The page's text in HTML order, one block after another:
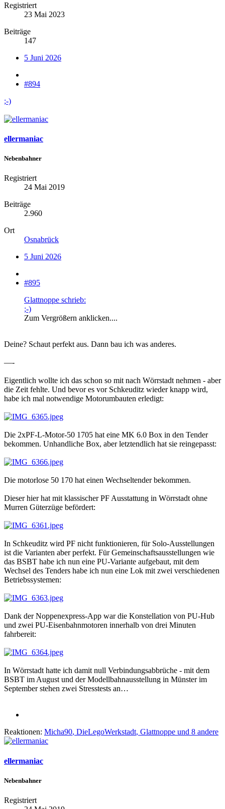
Registriert
23 Mai 2023
Beiträge
147
5 Juni 2026
#894
;-)
ellermaniac
Nebenbahner
Registriert
24 Mai 2019
Beiträge
2.960
Ort
Osnabrück
5 Juni 2026
#895
Glattnoppe schrieb:
;-)
Zum Vergrößern anklicken....
Deine? Schaut perfekt aus. Dann bau ich was anderes.
—-
Eigentlich wollte ich das schon so mit nach Wörrstadt nehmen - aber
die Zeit fehlte. Und bevor es vor Schkeuditz wieder knapp wird,
habe ich mal notwendige Motorumbauten erledigt:
Die 2xPF-L-Motor-50 1705 hat eine MK 6.0 Box in den Tender
bekommen. Unhandliche Box, aber letztendlich hat sie reingepasst:
Die motorlose 50 170 hat einen Wechseltender bekommen.
Dieser hier hat mit klassischer PF Ausstattung in Wörrstadt ohne
Murren Güterzüge befördert:
In Schkeuditz wird PF nicht funktionieren, für Solo-Ausstellungen
ist die Varianten aber perfekt. Für Gemeinschaftsausstellungen wie
das BSBT habe ich nun eine PU-Variante aufgebaut, mit dem
Wechsel des Tenders habe ich nun eine Lok mit zwei verschiedenen
Betriebssystemen:
Dank der Noppenexpress-App war die Konstellation von PU-Hub
und zwei PU-Eisenbahnmotoren innerhalb von drei Minuten
fahrbereit:
In Wörrstadt hatte ich damit null Verbindungsabbrüche - mit dem
BSBT im August und der Modellbahnausstellung in Münster im
September stehen zwei Stresstests an…
Reaktionen: Micha90, DieLegoWerkstadt, Glattnoppe und 8 andere
ellermaniac
Nebenbahner
Registriert